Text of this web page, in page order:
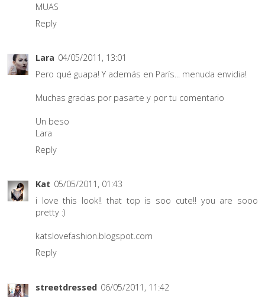
MUAS
Reply
Lara 04/05/2011, 13:01
Pero qué guapa! Y además en París... menuda envidia!
Muchas gracias por pasarte y por tu comentario
Un beso
Lara
Reply
Kat 05/05/2011, 01:43
i love this look!! that top is soo cute!! you are sooo
pretty :)
katslovefashion.blogspot.com
Reply
streetdressed 06/05/2011, 11:42